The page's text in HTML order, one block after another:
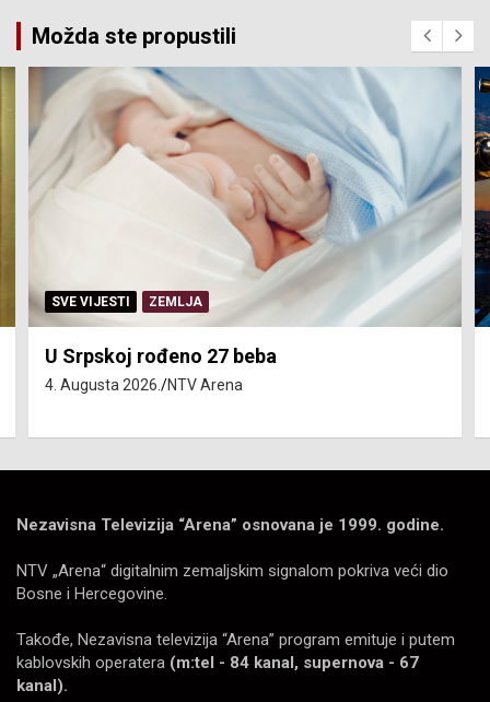
Možda ste propustili
SERVISNE INFORMACIJE
Isključenja vode – utorak 4. avgust
4. Augusta 2026. NTV Arena
Nezavisna Televizija “Arena” osnovana je 1999. godine.
NTV „Arena“ digitalnim zemaljskim signalom pokriva veći dio
Bosne i Hercegovine.
Takođe, Nezavisna televizija “Arena” program emituje i putem
kablovskih operatera (m:tel - 84 kanal, supernova - 67
kanal).